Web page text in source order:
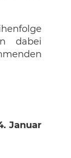
dabei
Januar